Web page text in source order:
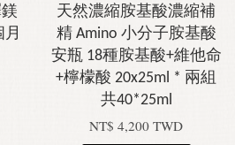
天然濃縮胺基酸濃縮補
精 Amino 小分子胺基酸
安瓶 18種胺基酸+維他命
+檸檬酸 20x25ml * 兩組
共40*25ml
NT$ 4,200 TWD